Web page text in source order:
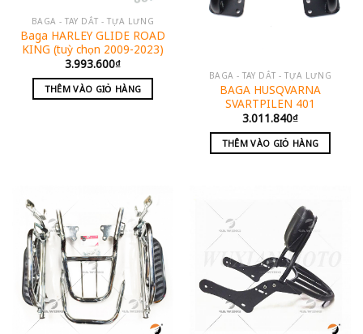
BAGA - TAY DẮT - TỰA LƯNG
Baga HARLEY GLIDE ROAD
KING (tuỳ chọn 2009-2023)
3.993.600₫
THÊM VÀO GIỎ HÀNG
BAGA - TAY DẮT - TỰA LƯNG
BAGA HUSQVARNA
SVARTPILEN 401
3.011.840₫
THÊM VÀO GIỎ HÀNG